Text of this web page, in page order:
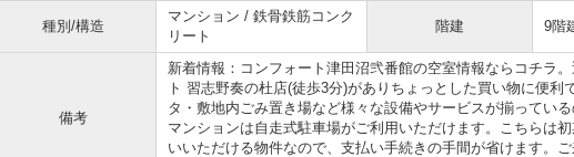
種別/構造
マンション / 鉄骨鉄筋コンク
リート
階建 9階
備考
新着情報：コンフォート津田沼弐番館の空室情報ならコチラ
ト 習志野奏の杜店(徒歩3分)がありちょっとした買い物に便利
タ・敷地内ごみ置き場など様々な設備やサービスが揃ってい
マンションは自走式駐車場がご利用いただけます。こちらは
いいただける物件なので、支払い手続きの手間が省けます。